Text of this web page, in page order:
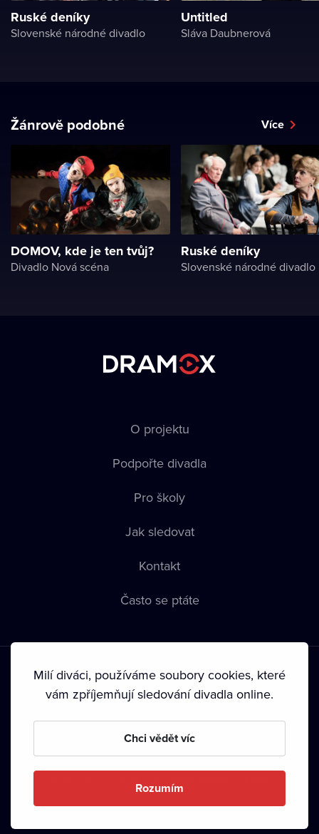
Ruské deníky
Slovenské národné divadlo
Untitled
Sláva Daubnerová
Žánrově podobné Více
DOMOV, kde je ten tvůj?
Divadlo Nová scéna
Ruské deníky
Slovenské národné divadlo
O projektu
Podpořte divadla
Pro školy
Jak sledovat
Kontakt
Často se ptáte
Podmínky používání • Ochrana soukromí • Zásady používání
• Autorská práva•
Milí diváci, používáme soubory cookies, které
vám zpříjemňují sledování divadla online.
Chci vědět víc
Rozumím